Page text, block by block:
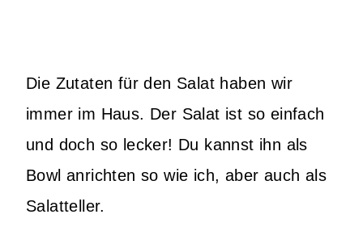
Die Zutaten für den Salat haben wir
immer im Haus. Der Salat ist so einfach
und doch so lecker! Du kannst ihn als
Bowl anrichten so wie ich, aber auch als
Salatteller.